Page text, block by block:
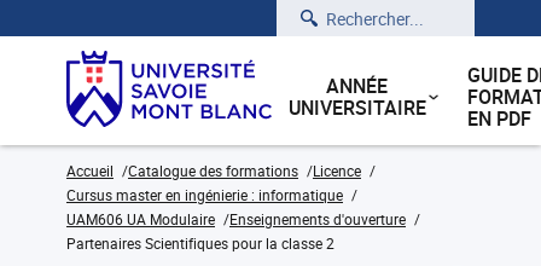
Rechercher
ANNÉE
UNIVERSITAIRE
GUIDE
EN PDF
Accueil Catalogue des formations
Licence
Cursus master en ingénierie : informatique
UAM606 UA Modulaire
Enseignements d'ouverture
Partenaires Scientifiques pour la classe 2